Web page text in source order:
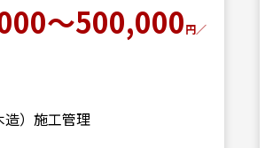
～500,000円／
造）施工管理